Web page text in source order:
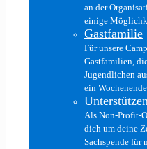
an der
einige
Gastfamilie
Für unsere
Gastfamilien,
Jugendlichen
ein
Als Non-Profit-
dich um deine
Sachspende für